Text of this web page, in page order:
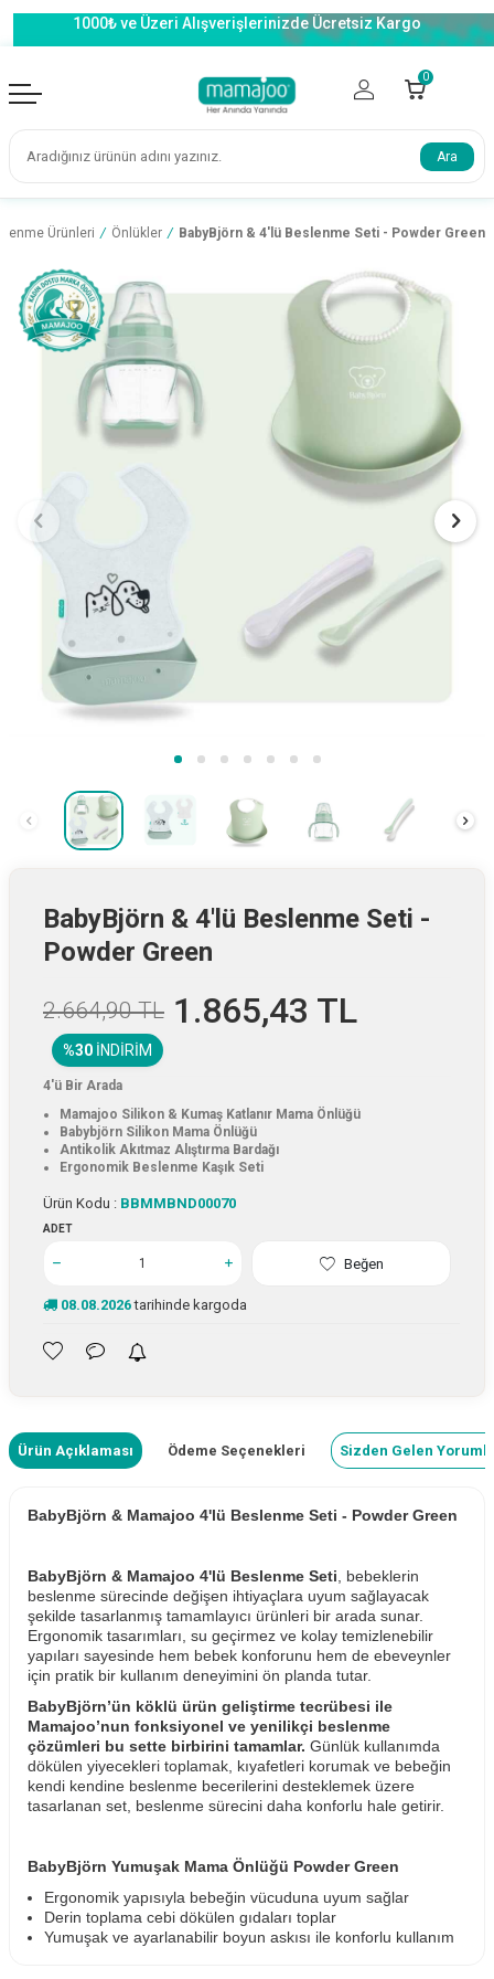
1000₺ ve Üzeri Alışverişlerinizde Ücretsiz Kargo
0
Ara
Ürünleri / Önlükler / BabyBjörn & 4'lü Beslenme Seti - Powder Green
BabyBjörn & 4'lü Beslenme Seti -
Powder Green
2.664,90TL 1.865,43 TL
%30 İNDIRIM
4'ü Bir Arada
Mamajoo Silikon & Kumaş Katlanır Mama Önlüğü
Babybjörn Silikon Mama Önlüğü
Antikolik Akıtmaz Alıştırma Bardağı
Ergonomik Beslenme Kaşık Seti
Ürün Kodu : BBMMBND00070
ADET
Beğen
08.08.2026tarihinde kargoda
Ürün Açıklaması Ödeme Seçenekleri Sizden Gelen
BabyBjörn & Mamajoo 4'lü Beslenme Seti - Powder Green
BabyBjörn & Mamajoo 4'lü Beslenme Seti, bebeklerin
beslenme sürecinde değişen ihtiyaçlara uyum sağlayacak
şekilde tasarlanmış tamamlayıcı ürünleri bir arada sunar.
Ergonomik tasarımları, su geçirmez ve kolay temizlenebilir
yapıları sayesinde hem bebek konforunu hem de ebeveynler
için pratik bir kullanım deneyimini ön planda tutar.
BabyBjörn’ün köklü ürün geliştirme tecrübesi ile
Mamajoo’nun fonksiyonel ve yenilikçi beslenme
çözümleri bu sette birbirini tamamlar. Günlük kullanımda
dökülen yiyecekleri toplamak, kıyafetleri korumak ve bebeğin
kendi kendine beslenme becerilerini desteklemek üzere
tasarlanan set, beslenme sürecini daha konforlu hale getirir.
BabyBjörn Yumuşak Mama Önlüğü Powder Green
Ergonomik yapısıyla bebeğin vücuduna uyum sağlar
Derin toplama cebi dökülen gıdaları toplar
Yumuşak ve ayarlanabilir boyun askısı ile konforlu kullanım